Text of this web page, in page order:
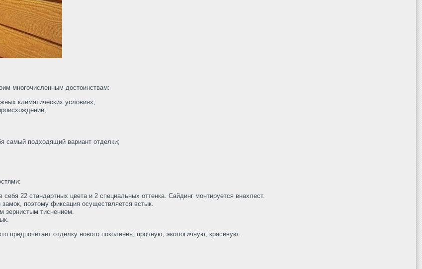
многочисленным достоинствам:
климатических условиях;
самый подходящий вариант отделки;
22 стандартных цвета и 2 специальных оттенка. Сайдинг монтируется внахлест.
поэтому фиксация осуществляется встык.
зернистым тиснением.
предпочитает отделку нового поколения, прочную, экологичную, красивую.